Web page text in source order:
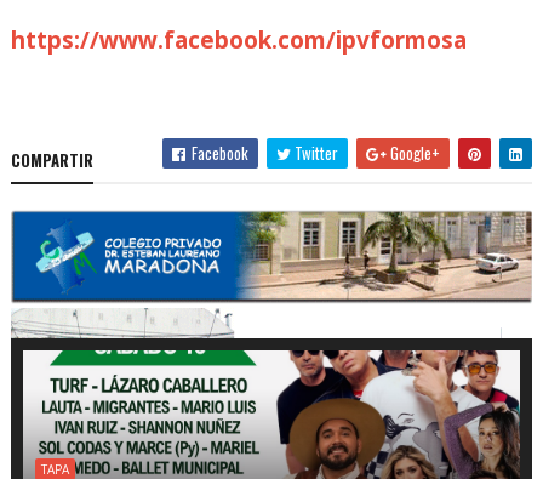
https://www.facebook.com/ipvformosa
COMPARTIR Facebook Twitter Google+
TAPA